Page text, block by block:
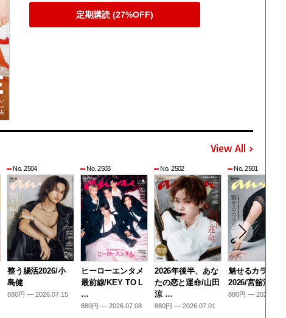
定期購読 (27%OFF)
View All
No. 2504
整う腸活2026/小
島健
880円 — 2026.07.15
No. 2503
ヒーローエンタメ
最前線/KEY TO L
…
880円 — 2026.07.08
No. 2502
2026年後半、あな
たの恋と運命/山田
涼 …
880円 — 2026.07.01
No. 2501
魅せるカラダ
2026/宮舘涼太
880円 — 2026.06.24